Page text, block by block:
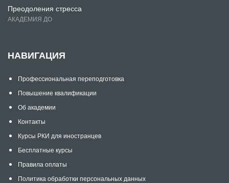
Преодоления стресса
АКАДЕМИЯ ДО
НАВИГАЦИЯ
Профессиональная переподготовка
Повышение квалификации
Об академии
Контакты
Курсы РКИ для иностранцев
Бесплатные курсы
Правила оплаты
Политика обработки персональных данных